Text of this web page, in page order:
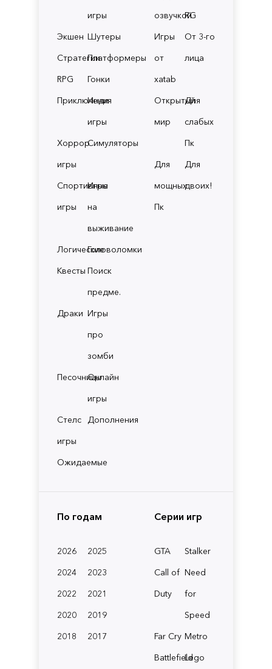
игры
Экшен Шутеры
СтратегииПлатформеры
RPG
Гонки
Приключения
Инди
игры
Хоррор
игры
Симуляторы
Спортивные
игры
Игры
на
выживание
ЛогическиеГоловоломки
Квесты Поиск
предме.
Драки Игры
про
зомби
ПесочницыОнлайн
игры
Стелс
игры
Дополнения
Ожидаемые
озвучкой
RG
Игры
от
xatab
От 3-го
лица
Открытый
мир
Для
слабых
Пк
Для
мощных
Пк
Для
двоих!
По годам
2026
2025
2024
2023
2022
2021
2020
2019
2018
2017
Серии игр
GTA
Stalker
Call of
Duty
Need
for
Speed
Far Cry Metro
BattlefieldLego